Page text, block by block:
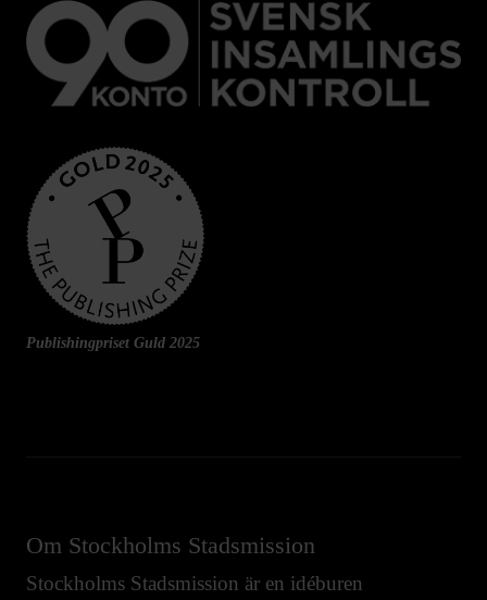
Publishingpriset Guld 2025
Om Stockholms Stadsmission
Stockholms Stadsmission är en idéburen